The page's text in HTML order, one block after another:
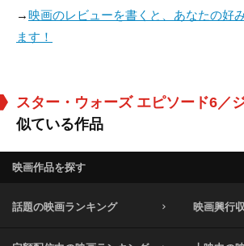
→映画のレビューを書くと、あなたの好
ます！
スター・ウォーズ エピソード6／
似ている作品
映画作品を探す
話題の映画ランキング 映画興行